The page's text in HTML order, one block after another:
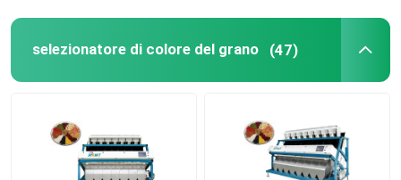
Vaglio materiale
selezionatore di colore del grano (47)